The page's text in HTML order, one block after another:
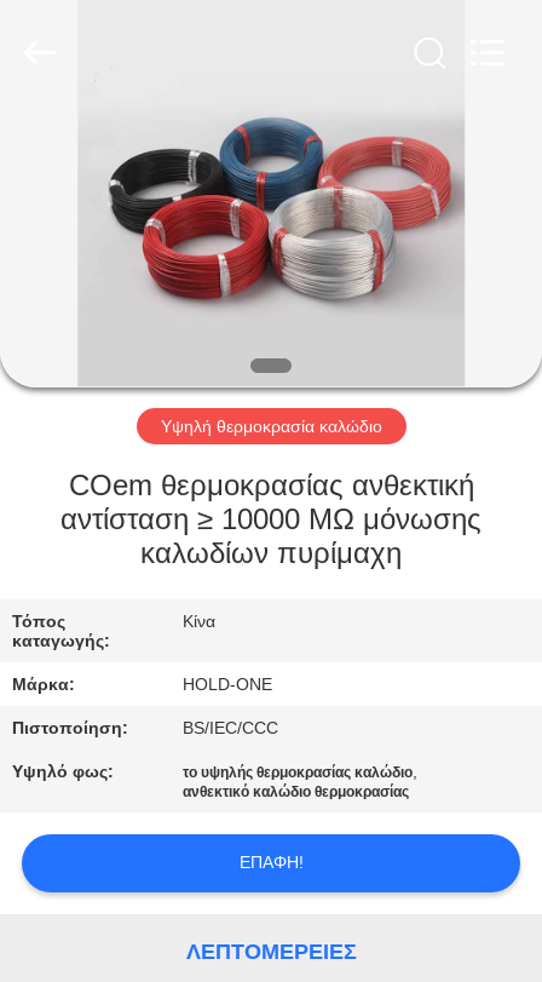
ΠΡΟΪΌΝΤΑ
ΠΕΡΊΠΟΥ
ΕΜΕΊΣ
ΓΎΡΟΣ
ΕΡΓΟΣΤΑΣΊΩΝ
ΈΛΕΓΧΟΣ
ΜΑΣ
ΕΛΆΤΕ
ΣΕ
ΕΠΑΦΉ
ΜΕ
Υψηλή θερμοκρασία καλώδιο
COem θερμοκρασίας ανθεκτική
αντίσταση ≥ 10000 MΩ μόνωσης
καλωδίων πυρίμαχη
Τόπος
καταγωγής:
Κίνα
Μάρκα: HOLD-ONE
Πιστοποίηση: BS/IEC/CCC
Υψηλό φως: το υψηλής θερμοκρασίας καλώδιο,
ανθεκτικό καλώδιο θερμοκρασίας
ΕΠΑΦΉ!
ΛΕΠΤΟΜΈΡΕΙΕΣ